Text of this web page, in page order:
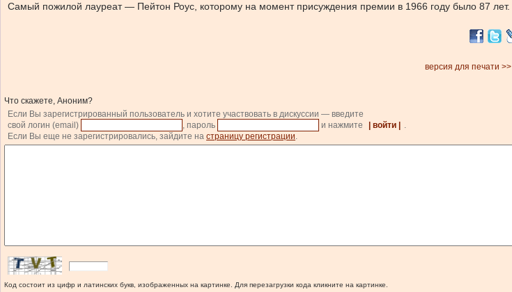
Самый пожилой лауреат — Пейтон Роус, которому на момент присуждения премии в 1966 году было 87 лет.
версия для печати >>
Что скажете, Аноним?
Если Вы зарегистрированный пользователь и хотите участвовать в дискуссии — введите
свой логин (email)
, пароль и нажмите | войти |
.
Если Вы еще не зарегистрировались, зайдите на страницу регистрации.
Код состоит из цифр и латинских букв, изображенных на картинке. Для перезагрузки кода кликните на картинке.